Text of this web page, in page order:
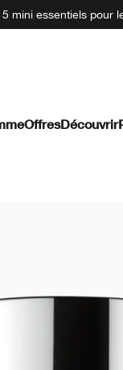
mini essentiels pour
OffresDécouvrir